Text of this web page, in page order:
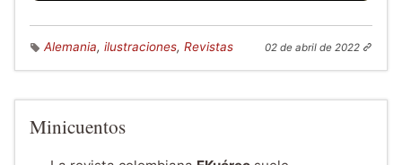
Alemania, ilustraciones, Revistas 02 de abril de 2022
Minicuentos